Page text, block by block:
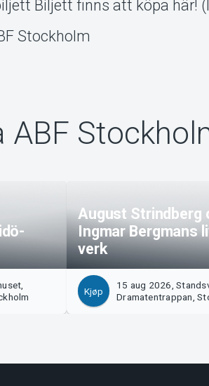
Biljett finns att köpa här!
Stockholm
ABF
August Strindberg
Ingmar Bergmans
verk
Kjøp
15 aug 2026,
Dramatentrappan,